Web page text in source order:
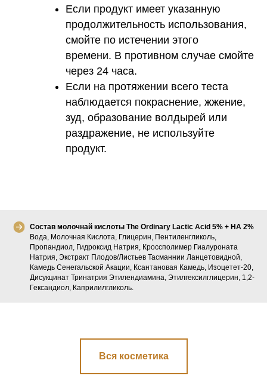
Если продукт имеет указанную
продолжительность использования,
смойте по истечении этого
времени. В противном случае смойте
через 24 часа.
Если на протяжении всего теста
наблюдается покраснение, жжение,
зуд, образование волдырей или
раздражение, не используйте
продукт.
Состав молочнай кислоты The Ordinary Lactic Acid 5% + HA 2%
Вода, Молочная Кислота, Глицерин, Пентиленгликоль,
Пропандиол, Гидроксид Натрия, Кроссполимер Гиалуроната
Натрия, Экстракт Плодов/Листьев Тасманнии Ланцетовидной,
Камедь Сенегальской Акации, Ксантановая Камедь, Изоцетет-20,
Дисукцинат Тринатрия Этилендиамина, Этилгексилглицерин, 1,2-
Гександиол, Каприлилгликоль.
Вся косметика